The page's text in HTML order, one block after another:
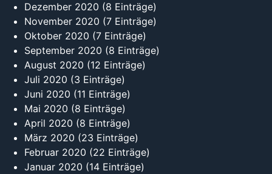
Dezember 2020 (8 Einträge)
November 2020 (7 Einträge)
Oktober 2020 (7 Einträge)
September 2020 (8 Einträge)
August 2020 (12 Einträge)
Juli 2020 (3 Einträge)
Juni 2020 (11 Einträge)
Mai 2020 (8 Einträge)
April 2020 (8 Einträge)
März 2020 (23 Einträge)
Februar 2020 (22 Einträge)
Januar 2020 (14 Einträge)